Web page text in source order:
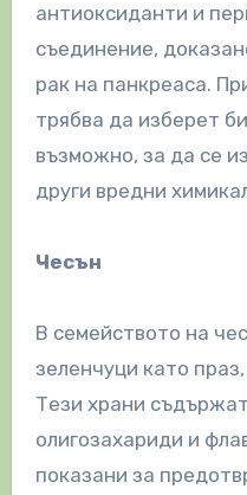
антиоксиданти и
съединение,
рак на панкреаса.
трябва да изберет
възможно, за да се
други вредни
Чесън
В семейството на
зеленчуци като
Тези храни
олигозахариди и
показани за